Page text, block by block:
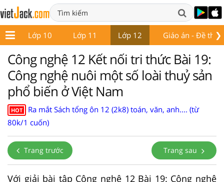
❯
9 Lớp 10 Lớp 11 Lớp 12 Giáo án - Đề thi
Công nghệ 12 Kết nối tri thức Bài 19:
Công nghệ nuôi một số loài thuỷ sản
phổ biến ở Việt Nam
HOT
Ra mắt Sách tổng ôn 12 (2k8) toán, văn, anh.... (từ
80k/1 cuốn)
Trang trước Trang sau
Với giải bài tập Công nghệ 12 Bài 19: Công nghệ